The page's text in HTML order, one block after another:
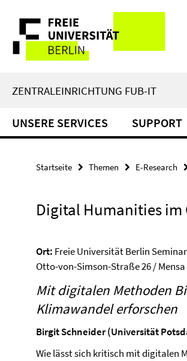
direkt
Inhalt
Service-
Navigation
ZENTRALEINRICHTUNG FUB-IT
UNSERE SERVICES SUPPORT
Startseite Themen E-Research
Digital Humanities im
Ort: Freie Universität Berlin
Otto-von-Simson-Straße 26 / Mensa
Mit digitalen Methoden
Klimawandel erforschen
Birgit Schneider (Universität
Wie lässt sich kritisch mit digitalen